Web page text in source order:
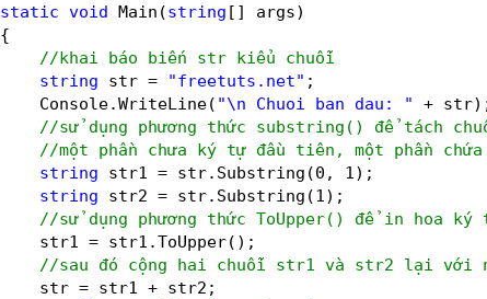
static void Main(string [] args)
{
//khai báo biến str kiểu chuỗi
string
str = "freetuts.net" ;
Console.WriteLine( "\n Chuoi ban dau: "
+
//sử dụng phương thức substring() để tách
//một phần chưa ký tự đầu tiên, một phần
string
str1 = str.Substring(0, 1);
string
str2 = str.Substring(1);
//sử dụng phương thức ToUpper() để in hoa
str1 = str1.ToUpper();
//sau đó cộng hai chuỗi str1 và str2 lại với
str = str1 + str2;